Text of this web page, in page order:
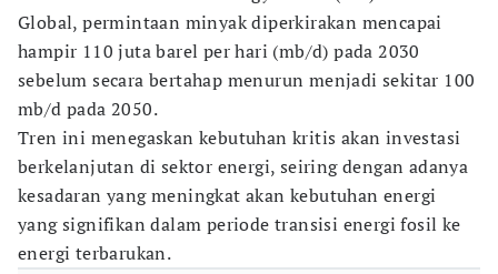
Global, permintaan minyak diperkirakan mencapai
hampir 110 juta barel per hari (mb/d) pada 2030
sebelum secara bertahap menurun menjadi sekitar 100
mb/d pada 2050.
Tren ini menegaskan kebutuhan kritis akan investasi
berkelanjutan di sektor energi, seiring dengan adanya
kesadaran yang meningkat akan kebutuhan energi
yang signifikan dalam periode transisi energi fosil ke
energi terbarukan.